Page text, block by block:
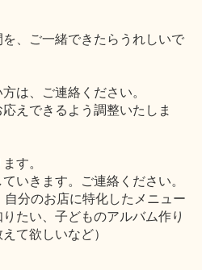
、ご一緒できたらうれしいで
は、ご連絡ください。
えできるよう調整いたしま
す。
いきます。ご連絡ください。
分のお店に特化したメニュー
たい、子どものアルバム作り
て欲しいなど）